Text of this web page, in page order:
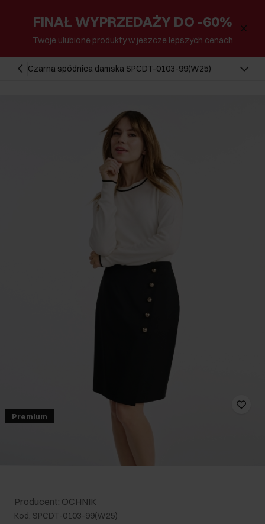
FINAŁ WYPRZEDAŻY DO -60%
Twoje ulubione produkty w jeszcze lepszych cenach
Czarna spódnica damska SPCDT-0103-99(W25)
Premium
Producent: OCHNIK
Kod: SPCDT-0103-99(W25)